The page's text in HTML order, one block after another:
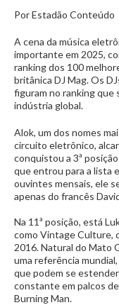
Por Estadão Conteúdo
A cena da música
importante em 2025,
ranking dos 100
britânica DJ Mag. Os
figuram no ranking que
indústria global.
Alok, um dos nomes
circuito eletrônico,
conquistou a 3ª
que entrou para a lista
ouvintes mensais, ele
apenas do francês
Na 11ª posição, está
como Vintage Culture,
2016. Natural do Mato
uma referência
que podem se
constante em palcos
Burning Man.